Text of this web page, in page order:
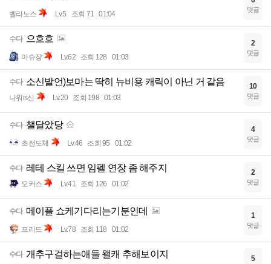
벨라노스 Lv.5 조회 71 01:04 댓글
수다 으흐흐
마슈쟝 Lv.62 조회 128 01:03
2
댓글
수다 소신발언)보마는 딱히 뉴비용 캐릭이 아닌 거 같음
나워is신 Lv.20 조회 198 01:03
10
댓글
수다 챌달았당
초전도체 Lv.46 조회 95 01:02
4
댓글
수다 레테 스킬 쓰면 임펠 연장 좀 해주지
오커스 Lv.41 조회 126 01:02
2
댓글
수다 메이플 쇼케기다리는기분인데
프리드 Lv.78 조회 118 01:02
1
댓글
수다 개추구걸하는애들 왤캐 추해보이지 5